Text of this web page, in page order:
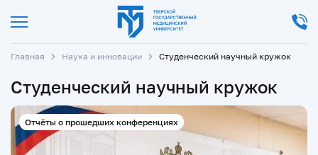
Главная Наука и инновации Студенческий научный кружок
Студенческий научный кружок
Отчёты о прошедших конференциях